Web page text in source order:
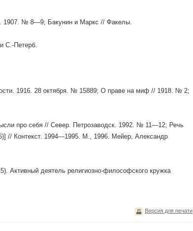
1907. № 8—9; Бакунин и Маркс // Факелы.
С.-Петерб.
1916. 28 октября. № 15889; О праве на миф // 1918. № 2;
про себя // Север. Петрозаводск. 1992. № 11—12; Речь
// Контекст. 1994—1995. М., 1996. Мейер, Александр
Активный деятель религиозно-философского кружка
Версия для печати